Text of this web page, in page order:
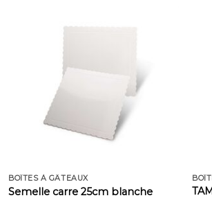
BOÎTES À GÂTEAUX
Semelle carre 25cm blanche